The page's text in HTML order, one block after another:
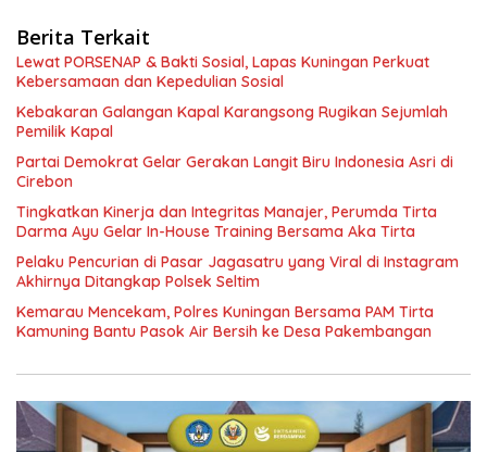
Berita Terkait
Lewat PORSENAP & Bakti Sosial, Lapas Kuningan Perkuat
Kebersamaan dan Kepedulian Sosial
Kebakaran Galangan Kapal Karangsong Rugikan Sejumlah
Pemilik Kapal
Partai Demokrat Gelar Gerakan Langit Biru Indonesia Asri di
Cirebon
‎Tingkatkan Kinerja dan Integritas Manajer, Perumda Tirta
Darma Ayu Gelar In-House Training Bersama Aka Tirta ‎
Pelaku Pencurian di Pasar Jagasatru yang Viral di Instagram
Akhirnya Ditangkap Polsek Seltim
Kemarau Mencekam, Polres Kuningan Bersama PAM Tirta
Kamuning Bantu Pasok Air Bersih ke Desa Pakembangan